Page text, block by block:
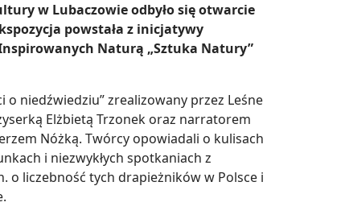
w Lubaczowie odbyło się otwarcie
powstała z inicjatywy
Naturą „Sztuka Natury”
niedźwiedziu” zrealizowany przez Leśne
Elżbietą Trzonek oraz narratorem
Nóżką. Twórcy opowiadali o kulisach
i niezwykłych spotkaniach z
o liczebność tych drapieżników w Polsce i